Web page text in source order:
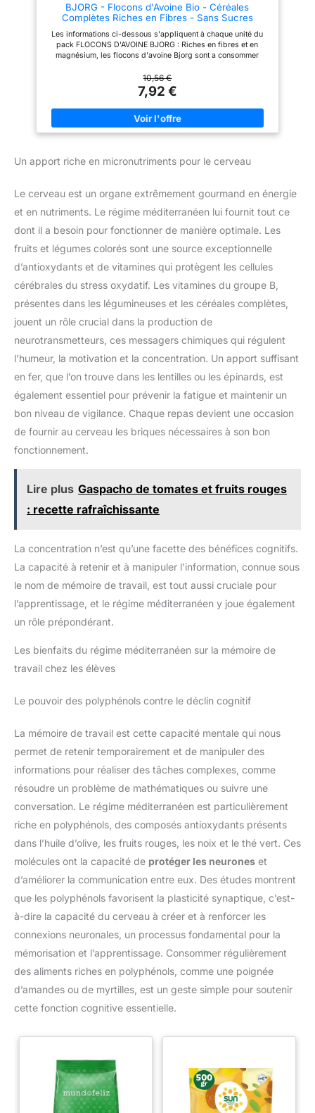
gourmandes aux aliments
traditionnels, pour vous régaler
végétal dans vos repas
des alternatives végétales et
gourmandes aux aliments
tout en augmentant la part de
végétal dans vos repas
BJORG - Flocons d'Avoine Bio - Céréales
Complètes Riches en Fibres - Sans Sucres
Ajoutés - 900 g (Lot de 3)
Les informations ci-dessous s'appliquent à chaque unité du
pack FLOCONS D'AVOINE BJORG : Riches en fibres et en
magnésium, les flocons d'avoine Bjorg sont a consommer
goûter ou à tout moment de la journée LES ATOUTS DE CES
FLOCONS D'AVOINE : 100 Percentage Bio, ce produit est
élaboré à partir de céréales complètes issues de l'agriculture
biologique, sans sucres ajoutés en dehors de ceux
naturellement présents dans l'avoine EMBALLAGE Pratique :
Fabriqué en Allemagne, l'emballage de ce muesli est conçu à
SAVOURER CES CÉRÉALES BIO ? : Ces flocons d'avoine se
être incorporés dans un dessert ou un smoothie BIO ET
depuis 1988, Bjorg propose des alternatives végétales et
gourmandes aux aliments traditionnels, pour vous régaler tout
en augmentant la part de végétal dans vos repas
10,56 €
7,92 €
Un apport riche en micronutriments pour le cerveau
Le cerveau est un organe extrêmement gourmand en énergie
et en nutriments. Le régime méditerranéen lui fournit tout ce
dont il a besoin pour fonctionner de manière optimale. Les
fruits et légumes colorés sont une source exceptionnelle
d’antioxydants et de vitamines qui protègent les cellules
cérébrales du stress oxydatif. Les vitamines du groupe B,
présentes dans les légumineuses et les céréales complètes,
jouent un rôle crucial dans la production de
neurotransmetteurs, ces messagers chimiques qui régulent
l’humeur, la motivation et la concentration. Un apport suffisant
en fer, que l’on trouve dans les lentilles ou les épinards, est
également essentiel pour prévenir la fatigue et maintenir un
bon niveau de vigilance. Chaque repas devient une occasion
de fournir au cerveau les briques nécessaires à son bon
fonctionnement.
Lire plus Gaspacho de tomates et fruits rouges
: recette rafraîchissante
La concentration n’est qu’une facette des bénéfices cognitifs.
La capacité à retenir et à manipuler l’information, connue sous
le nom de mémoire de travail, est tout aussi cruciale pour
l’apprentissage, et le régime méditerranéen y joue également
un rôle prépondérant.
Les bienfaits du régime méditerranéen sur la mémoire de
travail chez les élèves
Le pouvoir des polyphénols contre le déclin cognitif
La mémoire de travail est cette capacité mentale qui nous
permet de retenir temporairement et de manipuler des
informations pour réaliser des tâches complexes, comme
résoudre un problème de mathématiques ou suivre une
conversation. Le régime méditerranéen est particulièrement
riche en polyphénols, des composés antioxydants présents
dans l’huile d’olive, les fruits rouges, les noix et le thé vert. Ces
molécules ont la capacité de protéger les neurones et
d’améliorer la communication entre eux. Des études montrent
que les polyphénols favorisent la plasticité synaptique, c’est-
à-dire la capacité du cerveau à créer et à renforcer les
connexions neuronales, un processus fondamental pour la
mémorisation et l’apprentissage. Consommer régulièrement
des aliments riches en polyphénols, comme une poignée
d’amandes ou de myrtilles, est un geste simple pour soutenir
cette fonction cognitive essentielle.